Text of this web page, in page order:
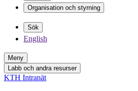
Organisation och styrning
Sök
English
Meny
Labb och andra resurser
KTH Intranät